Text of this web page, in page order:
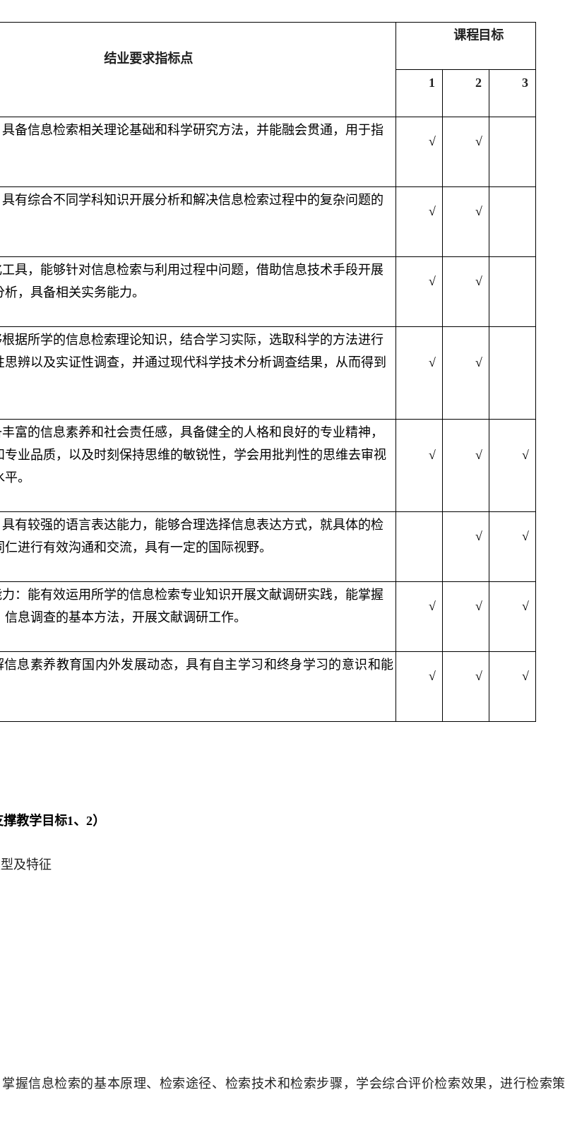
结业要求指标点
课程目标
1 2 3
备信息检索相关理论基础和科学研究方法，并能融会贯通，用于指
√ √
有综合不同学科知识开展分析和解决信息检索过程中的复杂问题的
√ √
具，能够针对信息检索与利用过程中问题，借助信息技术手段开展
析，具备相关实务能力。
√ √
据所学的信息检索理论知识，结合学习实际，选取科学的方法进行
辨以及实证性调查，并通过现代科学技术分析调查结果，从而得到
√ √
富的信息素养和社会责任感，具备健全的人格和良好的专业精神，
专业品质，以及时刻保持思维的敏锐性，学会用批判性的思维去审视
。
√ √ √
有较强的语言表达能力，能够合理选择信息表达方式，就具体的检
仁进行有效沟通和交流，具有一定的国际视野。
√ √
：能有效运用所学的信息检索专业知识开展文献调研实践，能掌握
信息调查的基本方法，开展文献调研工作。
√ √ √
信息素养教育国内外发展动态，具有自主学习和终身学习的意识和能
√ √ √
撑教学目标1、 2）
及特征
握信息检索的基本原理、检索途径、检索技术和检索步骤， 学会综合评价检索效果，进行检索